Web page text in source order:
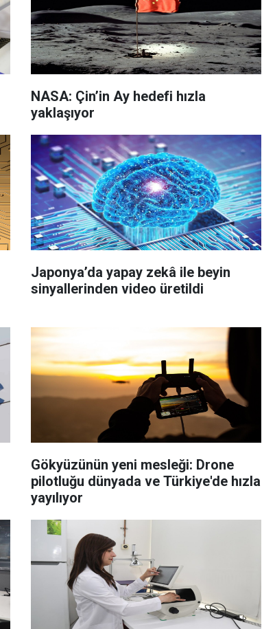
NASA: Çin’in Ay hedefi hızla
yaklaşıyor
Japonya’da yapay zekâ ile beyin
sinyallerinden video üretildi
Gökyüzünün yeni mesleği: Drone
pilotluğu dünyada ve Türkiye'de hızla
yayılıyor